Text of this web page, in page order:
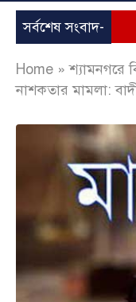
সর্বশেষ সংবাদ-
অভিযোগ
Home »শ্যামনগরে
নাশকতার মামলা: